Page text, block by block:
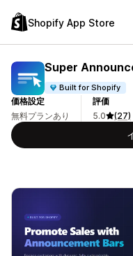
Shopify App Store
Super
Built for Shopify
価格設定
無料プランあり
評価
5.0
(27)